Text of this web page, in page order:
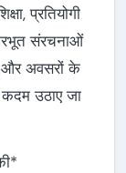
प्रतियोगी
संरचनाओं
और अवसरों के
उठाए जा